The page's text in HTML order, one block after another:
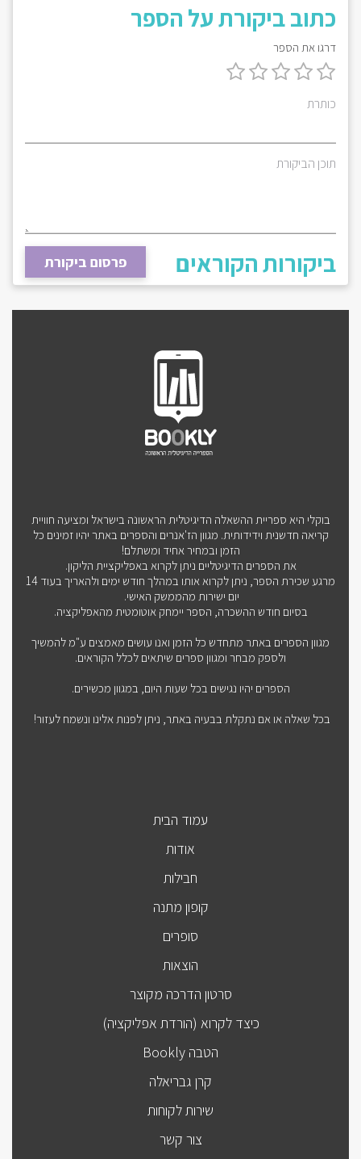
כתוב ביקורת על הספר
דרגו את הספר
כותרת
תוכן הביקורת
פרסום ביקורת ביקורות הקוראים
בוקלי היא ספריית ההשאלה הדיגיטלית הראשונה בישראל ומציעה חוויית
קריאה חדשנית וידידותית. מגוון הז'אנרים והספרים באתר יהיו זמינים כל
הזמן ובמחיר אחיד ומשתלם!
את הספרים הדיגיטליים ניתן לקרוא באפליקציית הליקון.
מרגע שכירת הספר, ניתן לקרוא אותו במהלך חודש ימים ולהאריך בעוד 14
יום ישירות מהממשק האישי.
בסיום חודש ההשכרה, הספר יימחק אוטומטית מהאפליקציה.
מגוון הספרים באתר מתחדש כל הזמן ואנו עושים מאמצים ע"מ להמשיך
ולספק מבחר ומגוון ספרים שיתאים לכלל הקוראים.
הספרים יהיו נגישים בכל שעות היום, במגוון מכשירים.
בכל שאלה או אם נתקלת בבעיה באתר, ניתן לפנות אלינו ונשמח לעזור!
עמוד הבית
אודות
חבילות
קופון מתנה
סופרים
הוצאות
סרטון הדרכה מקוצר
כיצד לקרוא (הורדת אפליקציה)
הטבה Bookly
קרן גבריאלה
שירות לקוחות
צור קשר